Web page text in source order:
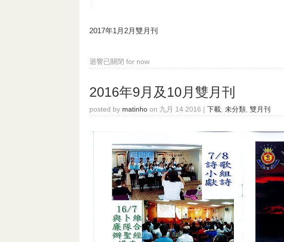
2017年1月2月雙月刊
迴響已關閉 for now
2016年9月及10月雙月刊
posted by matinho on 九月 14 2016 | 下載 未分類 雙月刊